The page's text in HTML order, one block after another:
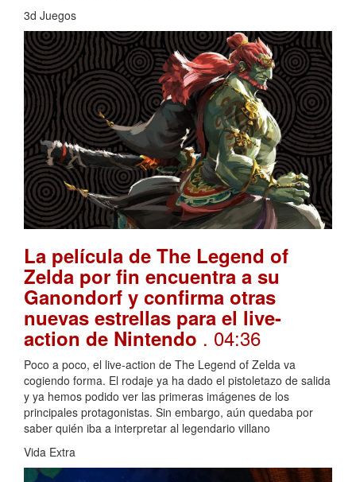
3d Juegos
La película de The Legend of
Zelda por fin encuentra a su
Ganondorf y confirma otras
nuevas estrellas para el live-
action de Nintendo . 04:36
Poco a poco, el live-action de The Legend of Zelda va
cogiendo forma. El rodaje ya ha dado el pistoletazo de salida
y ya hemos podido ver las primeras imágenes de los
principales protagonistas. Sin embargo, aún quedaba por
saber quién iba a interpretar al legendario villano
Vida Extra